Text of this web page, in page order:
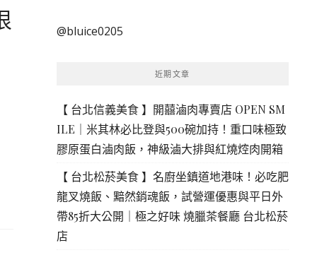
鍵
@bluice0205
近期文章
【 台北信義美食 】開囍滷肉專賣店 OPEN SM
ILE｜米其林必比登與500碗加持！重口味極致
膠原蛋白滷肉飯，神級滷大排與紅燒焢肉開箱
【 台北松菸美食 】名廚坐鎮道地港味！必吃肥
龍叉燒飯、黯然銷魂飯，試營運優惠與平日外
帶85折大公開｜極之好味 燒臘茶餐廳 台北松菸
店